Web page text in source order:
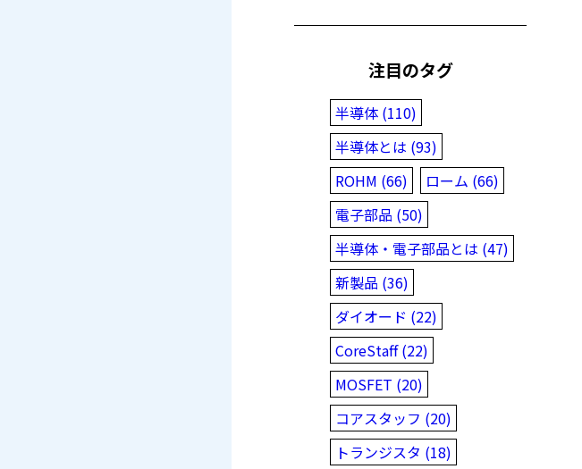
注目のタグ
半導体 (110)
半導体とは (93)
ROHM (66)
ローム (66)
電子部品 (50)
半導体・電子部品とは (47)
新製品 (36)
ダイオード (22)
CoreStaff (22)
MOSFET (20)
コアスタッフ (20)
トランジスタ (18)